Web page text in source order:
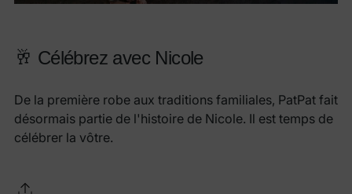
🥂 Célébrez avec Nicole
De la première robe aux traditions familiales, PatPat fait
désormais partie de l'histoire de Nicole. Il est temps de
célébrer la vôtre.